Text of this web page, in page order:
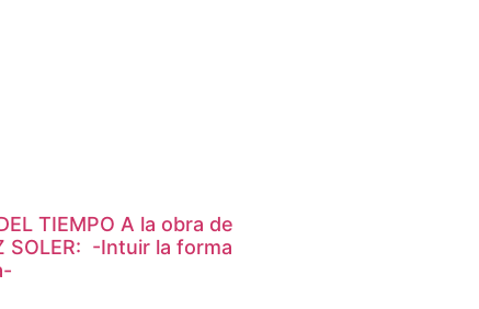
TIEMPO A la obra de
SOLER: -Intuir la forma